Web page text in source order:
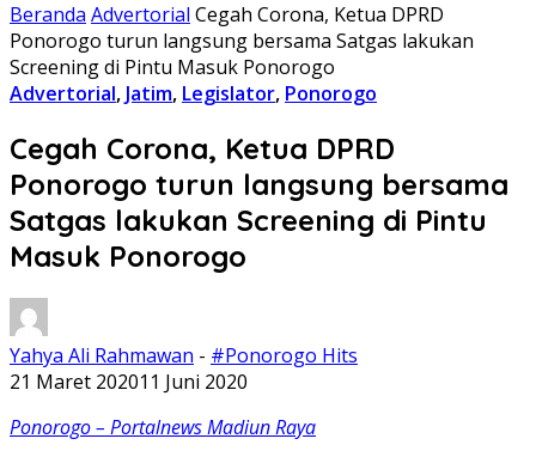
Beranda Advertorial Cegah Corona, Ketua DPRD
Ponorogo turun langsung bersama Satgas lakukan
Screening di Pintu Masuk Ponorogo
Advertorial, Jatim, Legislator, Ponorogo
Cegah Corona, Ketua DPRD
Ponorogo turun langsung bersama
Satgas lakukan Screening di Pintu
Masuk Ponorogo
Yahya Ali Rahmawan - #Ponorogo Hits
21 Maret 202011 Juni 2020
Ponorogo – Portalnews Madiun Raya